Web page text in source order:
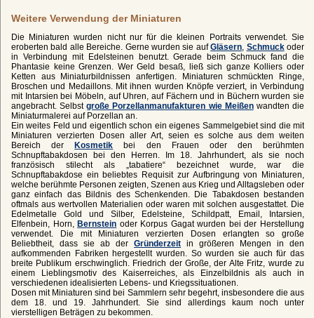
Weitere Verwendung der Miniaturen
Die Miniaturen wurden nicht nur für die kleinen Portraits verwendet. Sie
eroberten bald alle Bereiche. Gerne wurden sie aufGläsern Schmuckoder
in Verbindung mit Edelsteinen benutzt. Gerade beim Schmuck fand die
Phantasie keine Grenzen. Wer Geld besaß, ließ sich ganze Kolliers oder
Ketten aus Miniaturbildnissen anfertigen. Miniaturen schmückten Ringe,
Broschen und Medaillons. Mit ihnen wurden Knöpfe verziert, in Verbindung
mit Intarsien bei Möbeln, auf Uhren, auf Fächern und in Büchern wurden sie
angebracht. Selbstgroße Porzellanmanufakturen wie Meißenwandten die
Miniaturmalerei auf Porzellan an.
Ein weites Feld und eigentlich schon ein eigenes Sammelgebiet sind die mit
Miniaturen verzierten Dosen aller Art, seien es solche aus dem weiten
Bereich derKosmetik bei den Frauen oder den berühmten
Schnupftabakdosen bei den Herren. Im 18. Jahrhundert, als sie noch
französisch stilecht als „tabatiere“ bezeichnet wurde, war die
Schnupftabakdose ein beliebtes Requisit zur Aufbringung von Miniaturen,
welche berühmte Personen zeigten, Szenen aus Krieg und Alltagsleben oder
ganz einfach das Bildnis des Schenkenden. Die Tabakdosen bestanden
oftmals aus wertvollen Materialien oder waren mit solchen ausgestattet. Die
Edelmetalle Gold und Silber, Edelsteine, Schildpatt, Email, Intarsien,
Elfenbein, Horn,Bernstein oder Korpus Gagat wurden bei der Herstellung
verwendet. Die mit Miniaturen verzierten Dosen erlangten so große
Beliebtheit, dass sie ab der Gründerzeit in größeren Mengen in den
aufkommenden Fabriken hergestellt wurden. So wurden sie auch für das
breite Publikum erschwinglich. Friedrich der Große, der Alte Fritz, wurde zu
einem Lieblingsmotiv des Kaiserreiches, als Einzelbildnis als auch in
verschiedenen idealisierten Lebens- und Kriegssituationen.
Dosen mit Miniaturen sind bei Sammlern sehr begehrt, insbesondere die aus
dem 18. und 19. Jahrhundert. Sie sind allerdings kaum noch unter
vierstelligen Beträgen zu bekommen.